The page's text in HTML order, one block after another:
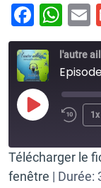
F
a
c
e
b
o
o
k
W
h
at
s
A
p
p
l
l'autre
P
a
y
E
1x
Amazon
SHARE
Télécharger le
fenêtre | Durée: